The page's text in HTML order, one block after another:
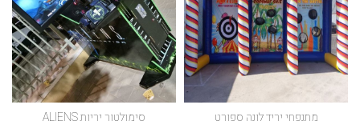
מתנפחי יריד לונה ספורט סימולטור יריות ALIENS